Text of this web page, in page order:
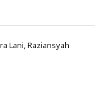
Lani, Raziansyah